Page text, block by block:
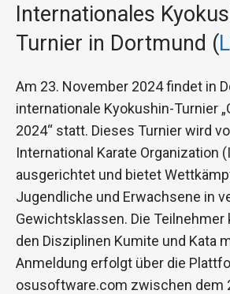
Internationales
Turnier in Dortmund (
Am 23. November 2024 findet in
internationale Kyokushin-Turnier
2024“ statt. Dieses Turnier wird
International Karate Organization
ausgerichtet und bietet
Jugendliche und Erwachsene in
Gewichtsklassen. Die Teilnehmer
den Disziplinen Kumite und Kata
Anmeldung erfolgt über die
osusoftware.com zwischen dem